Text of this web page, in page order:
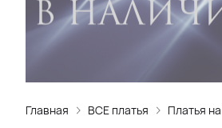
Главная ВСЕ платья Платья